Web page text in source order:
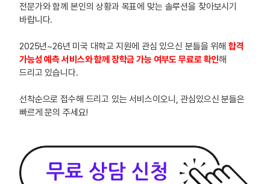
전문가와 함께 본인의 상황과 목표에 맞는 솔루션을 찾아보시기
바랍니다.
2025년~26년 미국 대학교 지원에 관심 있으신 분들을 위해 합격
가능성 예측 서비스와 함께 장학금 가능 여부도 무료로 확인해
드리고 있습니다.
선착순으로 접수해 드리고 있는 서비스이오니, 관심있으신 분들은
빠르게 문의 주세요!